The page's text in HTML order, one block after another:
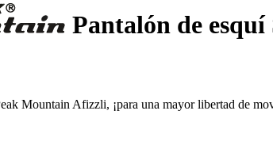
Pantalón de
Mountain Afizzli, ¡para una mayor libertad de